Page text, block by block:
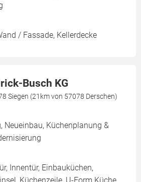
/ Fassade, Kellerdecke
Busch KG
Siegen (21km von 57078 Derschen)
Neueinbau, Küchenplanung &
Innentür, Einbauküchen,